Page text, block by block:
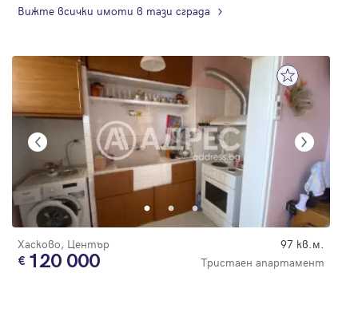
Вижте всички имоти в тази сграда
Хасково, Център 97 кв.м.
120 000 Тристаен апартамент